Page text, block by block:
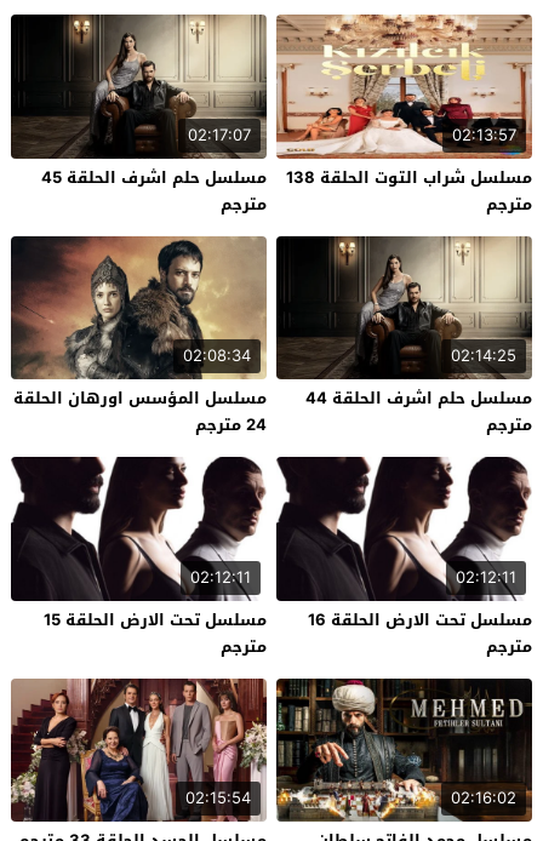
02:13:57
مسلسل شراب التوت الحلقة 138
مترجم
02:17:07
مسلسل حلم اشرف الحلقة 45
مترجم
02:14:25
مسلسل حلم اشرف الحلقة 44
مترجم
02:08:34
مسلسل المؤسس اورهان الحلقة
24 مترجم
02:12:11
مسلسل تحت الارض الحلقة 16
مترجم
02:12:11
مسلسل تحت الارض الحلقة 15
مترجم
02:16:02
02:15:54